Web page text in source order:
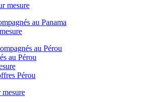
mesure
au Panama
au Pérou
au Pérou
Pérou